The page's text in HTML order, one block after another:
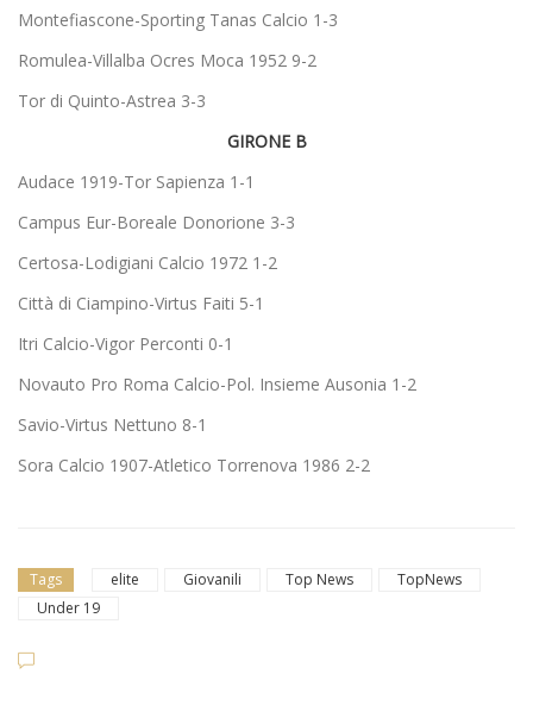
Montefiascone-Sporting Tanas Calcio 1-3
Romulea-Villalba Ocres Moca 1952 9-2
Tor di Quinto-Astrea 3-3
GIRONE B
Audace 1919-Tor Sapienza 1-1
Campus Eur-Boreale Donorione 3-3
Certosa-Lodigiani Calcio 1972 1-2
Città di Ciampino-Virtus Faiti 5-1
Itri Calcio-Vigor Perconti 0-1
Novauto Pro Roma Calcio-Pol. Insieme Ausonia 1-2
Savio-Virtus Nettuno 8-1
Sora Calcio 1907-Atletico Torrenova 1986 2-2
Tags elite Giovanili Top News
TopNews
Under 19